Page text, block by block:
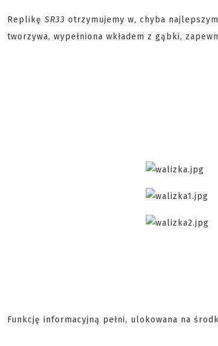
Replikę SR33 otrzymujemy w, chyba
tworzywa, wypełniona wkładem z gąbki,
Funkcję informacyjną pełni, ulokowana na